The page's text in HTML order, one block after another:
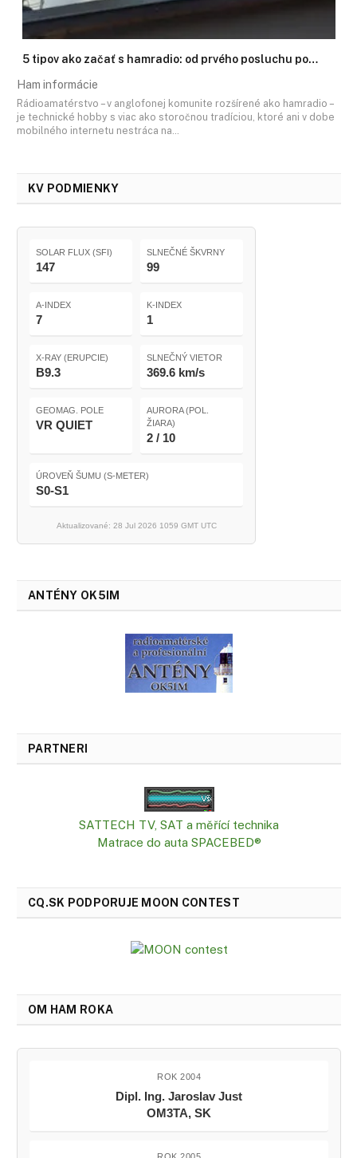
5 tipov ako začať s hamradio: od prvého posluchu po…
Ham informácie
Rádioamatérstvo – v anglofonej komunite rozšírené ako hamradio –
je technické hobby s viac ako storočnou tradíciou, ktoré ani v dobe
mobilného internetu nestráca na…
KV PODMIENKY
SOLAR FLUX (SFI)
147
SLNEČNÉ ŠKVRNY
99
A-INDEX
7
K-INDEX
1
X-RAY (ERUPCIE)
B9.3
SLNEČNÝ VIETOR
369.6 km/s
GEOMAG. POLE
VR QUIET
AURORA (POL.
ŽIARA)
2 / 10
ÚROVEŇ ŠUMU (S-METER)
S0-S1
Aktualizované: 28 Jul 2026 1059 GMT UTC
ANTÉNY OK5IM
PARTNERI
SATTECH TV, SAT a měřící technika
Matrace do auta SPACEBED®
CQ.SK PODPORUJE MOON CONTEST
OM HAM ROKA
ROK 2004
Dipl. Ing. Jaroslav Just
OM3TA, SK
ROK 2005